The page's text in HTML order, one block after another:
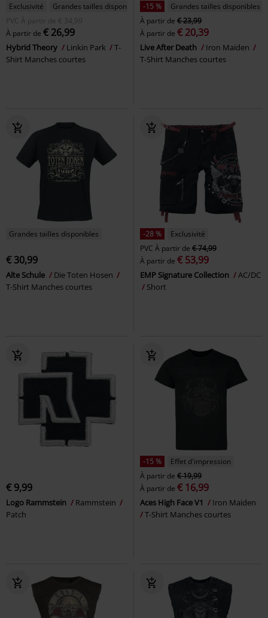
Exclusivité
Grandes tailles disponibles
PVC
À partir de € 34,99
À partir de € 26,99
Hybrid Theory Linkin Park
T-
Shirt Manches courtes
-15 %
Grandes tailles disponibles
À partir de € 23,99
À partir de € 20,39
Live After Death
Iron Maiden
T-Shirt Manches courtes
Grandes tailles disponibles
€ 30,99
Alte Schule
Die Toten Hosen
T-Shirt Manches courtes
-28 %
Exclusivité
PVC À partir de € 74,99
À partir de € 53,99
EMP Signature Collection
AC/DC
Short
€ 9,99
Logo Rammstein
Rammstein
Patch
-15 %
Effet d'impression
À partir de € 19,99
À partir de € 16,99
Aces High Face V1
Iron Maiden
T-Shirt Manches courtes